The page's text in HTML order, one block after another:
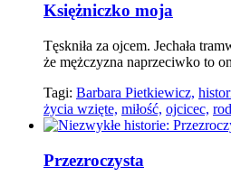
Księżniczko moja
Tęskniła za ojcem. Jechała
że mężczyzna naprzeciwko to
Tagi: Barbara Pietkiewicz,
życia wzięte, miłość, ojcicec,
Przezroczysta